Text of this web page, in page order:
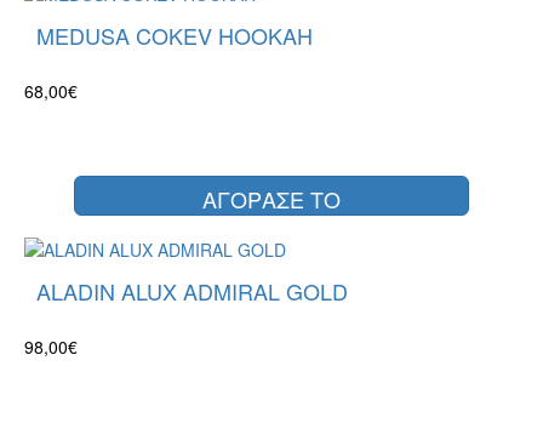
MEDUSA COKEV HOOKAH
68,00€
ΑΓΟΡΑΣΕ ΤΟ
ALADIN ALUX ADMIRAL GOLD
98,00€